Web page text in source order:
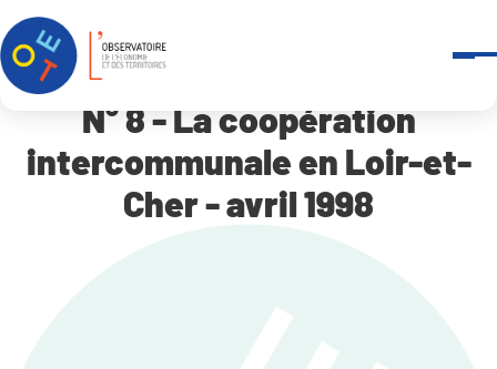
Accueil
N° 8 – La coopération intercommunale en Loir-et-Cher – avril
N° 8 - La coopération
intercommunale en Loir-et-
Cher - avril 1998